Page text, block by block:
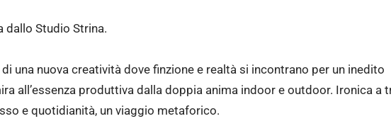
dallo Studio Strina.
una nuova creatività dove finzione e realtà si incontrano per un inedito
all’essenza produttiva dalla doppia anima indoor e outdoor. Ironica a
e quotidianità, un viaggio metaforico.